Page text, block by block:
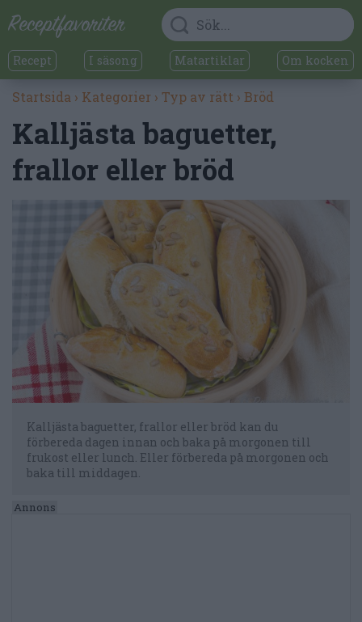
Recept I säsong Matartiklar Om kocken
Startsida › Kategorier › Typ av rätt › Bröd
Kalljästa baguetter,
frallor eller bröd
Kalljästa baguetter, frallor eller bröd kan du
förbereda dagen innan och baka på morgonen till
frukost eller lunch. Eller förbereda på morgonen och
baka till middagen.